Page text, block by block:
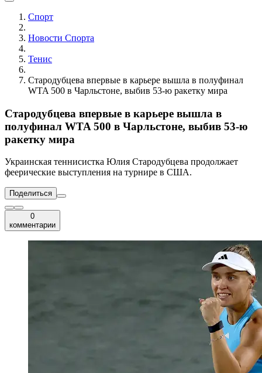
Спорт
Новости Cпорта
Тенис
Стародубцева впервые в карьере вышла в полуфинал
WTA 500 в Чарльстоне, выбив 53-ю ракетку мира
Стародубцева впервые в карьере вышла в
полуфинал WTA 500 в Чарльстоне, выбив 53-ю
ракетку мира
Украинская теннисистка Юлия Стародубцева продолжает
феерические выступления на турнире в США.
Поделиться
0
комментарии